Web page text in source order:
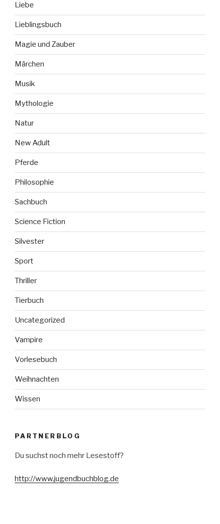
Liebe
Lieblingsbuch
Magie und Zauber
Märchen
Musik
Mythologie
Natur
New Adult
Pferde
Philosophie
Sachbuch
Science Fiction
Silvester
Sport
Thriller
Tierbuch
Uncategorized
Vampire
Vorlesebuch
Weihnachten
Wissen
PARTNERBLOG
Du suchst noch mehr Lesestoff?
http://www.jugendbuchblog.de